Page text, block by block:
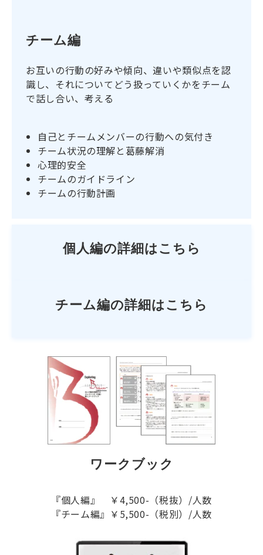
チーム編
お互いの行動の好みや傾向、違いや類似点を認
識し、それについてどう扱っていくかをチーム
で話し合い、考える
自己とチームメンバーの行動への気付き
チーム状況の理解と葛藤解消
心理的安全
チームのガイドライン
チームの行動計画
個人編の詳細はこちら
チーム編の詳細はこちら
ワークブック
『個人編』 ￥4,500-（税抜）/人数
『チーム編』￥5,500-（税別）/人数